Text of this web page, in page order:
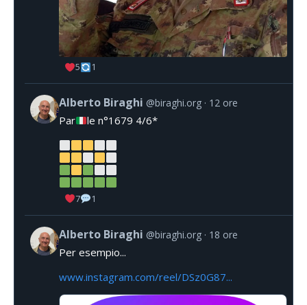
5 1
Alberto Biraghi @biraghi.org 12 ore
Par le n°1679 4/6*
7 1
Alberto Biraghi @biraghi.org 18 ore
Per esempio...
www.instagram.com/reel/DSz0G87...